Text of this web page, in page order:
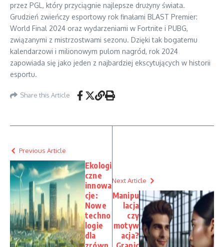
przez PGL, który przyciągnie najlepsze drużyny świata.
Grudzień zwieńczy esportowy rok finałami BLAST Premier:
World Final 2024 oraz wydarzeniami w Fortnite i PUBG,
związanymi z mistrzostwami sezonu. Dzięki tak bogatemu
kalendarzowi i milionowym pulom nagród, rok 2024
zapowiada się jako jeden z najbardziej ekscytujących w historii
esportu.
Share this Article
Previous Article
Ekologi
czne
innowa
cje:
Nowe
techno
logie
dla
Next Article
Manipu
lacja
czy
motyw
acja?